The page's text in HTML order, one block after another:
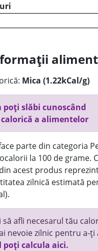
aliment
Mica (1.22kCal/g)
poți slăbi cunoscând
a alimentelor
parte din categoria
la 100 de grame.
acest produs
zilnică estimată
să afli necesarul tău
nevoie zilnic pentru a-ți
poți calcula aici.